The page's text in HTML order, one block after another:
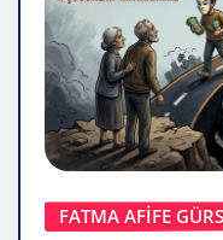
FATMA AFİFE